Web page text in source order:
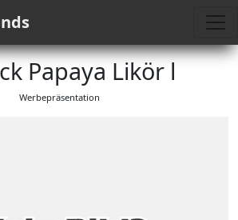
Papaya Likör l
Werbepräsentation